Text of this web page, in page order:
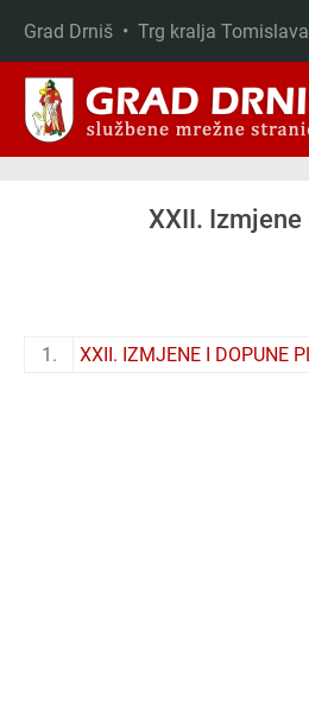
Skip to main content
Grad Drniš • Trg kralja
XXII.
1. XXII. IZMJENE I DOPUNE